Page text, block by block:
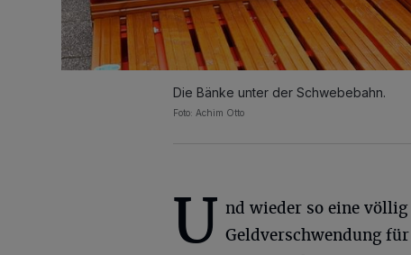
Die Bänke unter der Schwebebahn.
Foto: Achim Otto
U nd wieder so eine
Geldverschwendung